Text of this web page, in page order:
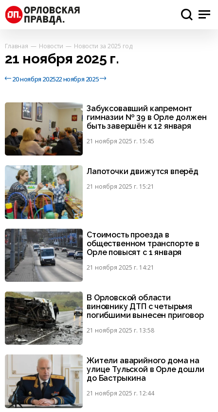
Главная Новости Новости за 2025 год
21 ноября 2025 г.
20 ноября 202522 ноября 2025
Забуксовавший капремонт
гимназии № 39 в Орле должен
быть завершён к 12 января
21 ноября 2025 г. 15:45
Лапоточки движутся вперёд
21 ноября 2025 г. 15:21
Стоимость проезда в
общественном транспорте в
Орле повысят с 1 января
21 ноября 2025 г. 14:21
В Орловской области
виновнику ДТП с четырьмя
погибшими вынесен приговор
21 ноября 2025 г. 13:58
Жители аварийного дома на
улице Тульской в Орле дошли
до Бастрыкина
21 ноября 2025 г. 12:44